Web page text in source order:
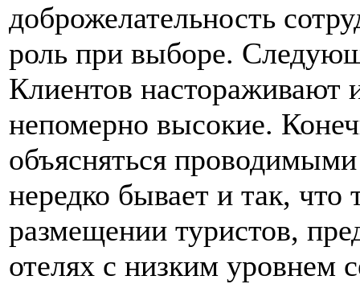
доброжелательность
роль при выборе.
Клиентов
непомерно высокие.
объясняться
нередко бывает и так, что
размещении туристов,
отелях с низким уровнем